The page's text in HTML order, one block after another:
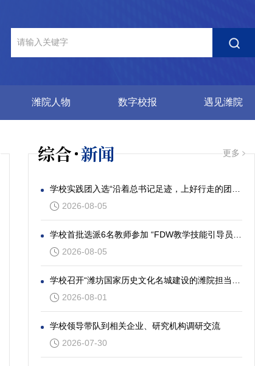
潍院人物 数字校报 遇见潍院
综合 新闻 更多
2026-08-05
2026-08-05
2026-08-01
学校领导带队到相关企业、研究机构调研交流
2026-07-30